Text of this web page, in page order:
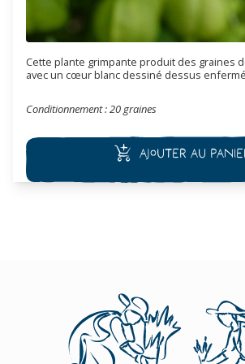
Cette plante grimpante produit des graines
avec un cœur blanc dessiné dessus
décoration ou pour fabriquer des colliers,
support, elle peut attendre 2,5 mètres de
Conditionnement : 20 graines
Ajouter au